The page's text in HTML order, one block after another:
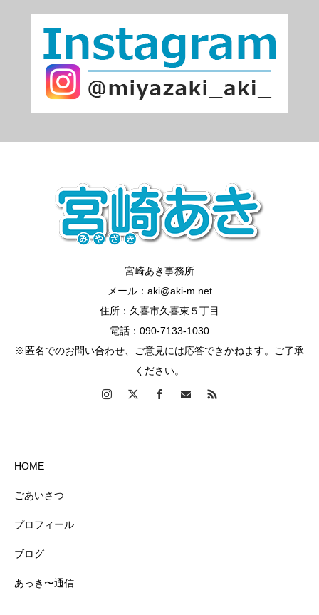
宮崎あき事務所
メール：aki@aki-m.net
住所：久喜市久喜東５丁目
電話：090-7133-1030
※匿名でのお問い合わせ、ご意見には応答できかねます。ご了承
ください。
HOME
ごあいさつ
プロフィール
ブログ
あっき〜通信